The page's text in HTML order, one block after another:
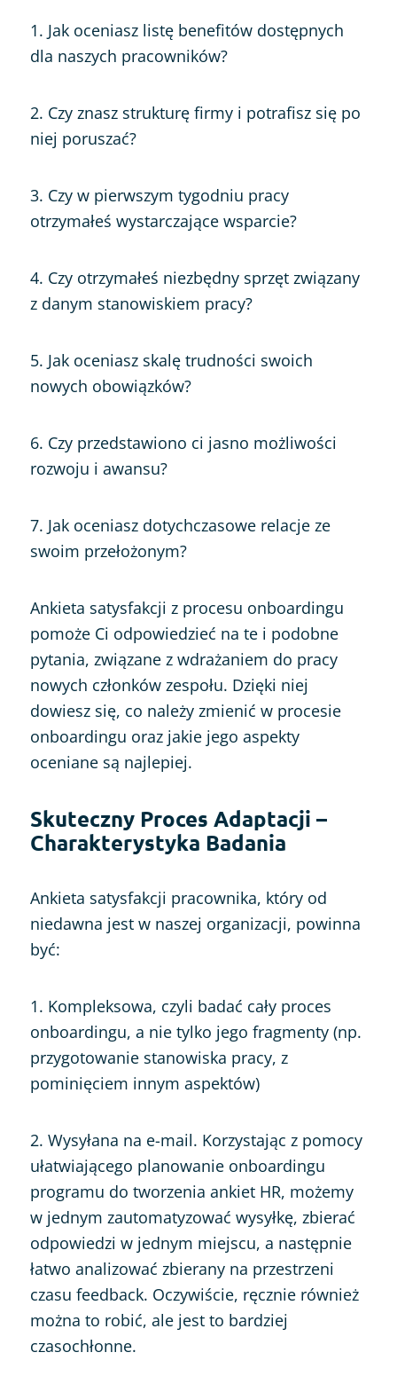
1. Jak oceniasz listę benefitów dostępnych
dla naszych pracowników?
2. Czy znasz strukturę firmy i potrafisz się po
niej poruszać?
3. Czy w pierwszym tygodniu pracy
otrzymałeś wystarczające wsparcie?
4. Czy otrzymałeś niezbędny sprzęt związany
z danym stanowiskiem pracy?
5. Jak oceniasz skalę trudności swoich
nowych obowiązków?
6. Czy przedstawiono ci jasno możliwości
rozwoju i awansu?
7. Jak oceniasz dotychczasowe relacje ze
swoim przełożonym?
Ankieta satysfakcji z procesu onboardingu
pomoże Ci odpowiedzieć na te i podobne
pytania, związane z wdrażaniem do pracy
nowych członków zespołu. Dzięki niej
dowiesz się, co należy zmienić w procesie
onboardingu oraz jakie jego aspekty
oceniane są najlepiej.
Skuteczny Proces Adaptacji –
Charakterystyka Badania
Ankieta satysfakcji pracownika, który od
niedawna jest w naszej organizacji, powinna
być:
1. Kompleksowa, czyli badać cały proces
onboardingu, a nie tylko jego fragmenty (np.
przygotowanie stanowiska pracy, z
pominięciem innym aspektów)
2. Wysyłana na e-mail. Korzystając z pomocy
ułatwiającego planowanie onboardingu
programu do tworzenia ankiet HR, możemy
w jednym zautomatyzować wysyłkę, zbierać
odpowiedzi w jednym miejscu, a następnie
łatwo analizować zbierany na przestrzeni
czasu feedback. Oczywiście, ręcznie również
można to robić, ale jest to bardziej
czasochłonne.